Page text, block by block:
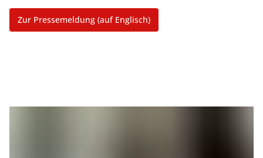
Zur Pressemeldung (auf Englisch)